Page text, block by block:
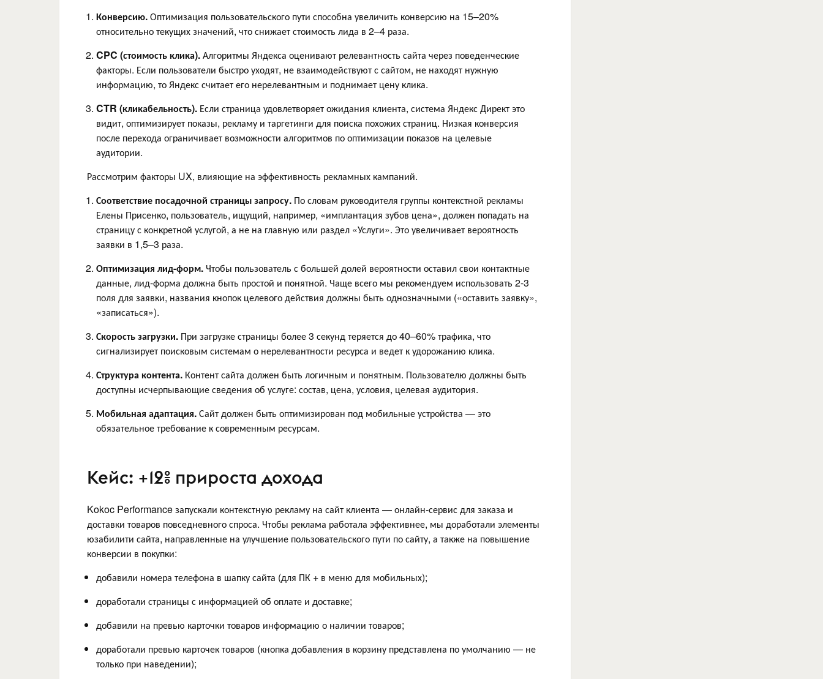
Конверсию.Оптимизация пользовательского пути способна увеличить конверсию на 15–20%
относительно текущих значений, что снижает стоимость лида в 2–4 раза.
CPC (стоимость клика).Алгоритмы Яндекса оценивают релевантность сайта через поведенческие
факторы. Если пользователи быстро уходят, не взаимодействуют с сайтом, не находят нужную
информацию, то Яндекс считает его нерелевантным и поднимает цену клика.
CTR (кликабельность). Если страница удовлетворяет ожидания клиента, система Яндекс Директ это
видит, оптимизирует показы, рекламу и таргетинги для поиска похожих страниц. Низкая конверсия
после перехода ограничивает возможности алгоритмов по оптимизации показов на целевые
аудитории.
Рассмотрим факторы UX, влияющие на эффективность рекламных кампаний.
Соответствие посадочной страницы запросу. По словам руководителя группы контекстной рекламы
Елены Присенко, пользователь, ищущий, например, «имплантация зубов цена», должен попадать на
страницу с конкретной услугой, а не на главную или раздел «Услуги». Это увеличивает вероятность
заявки в 1,5–3 раза.
Оптимизация лид-форм.Чтобы пользователь с большей долей вероятности оставил свои контактные
данные, лид-форма должна быть простой и понятной. Чаще всего мы рекомендуем использовать 2-3
поля для заявки, названия кнопок целевого действия должны быть однозначными («оставить заявку»,
«записаться»).
Скорость загрузки. При загрузке страницы более 3 секунд теряется до 40–60% трафика, что
сигнализирует поисковым системам о нерелевантности ресурса и ведет к удорожанию клика.
Структура контента. Контент сайта должен быть логичным и понятным. Пользователю должны быть
доступны исчерпывающие сведения об услуге: состав, цена, условия, целевая аудитория.
Мобильная адаптация.Сайт должен быть оптимизирован под мобильные устройства — это
обязательное требование к современным ресурсам.
Кейс: +12% прироста дохода
Kokoc Performance запускали контекстную рекламу на сайт клиента — онлайн‑сервис для заказа и
доставки товаров повседневного спроса. Чтобы реклама работала эффективнее, мы доработали элементы
юзабилити сайта, направленные на улучшение пользовательского пути по сайту, а также на повышение
конверсии в покупки:
добавили номера телефона в шапку сайта (для ПК + в меню для мобильных);
доработали страницы с информацией об оплате и доставке;
добавили на превью карточки товаров информацию о наличии товаров;
доработали превью карточек товаров (кнопка добавления в корзину представлена по умолчанию — не
только при наведении);